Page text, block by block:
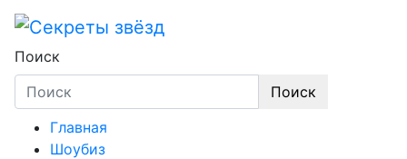
Skip
content
Секреты звёзд
Новости, истории звёзд шоу-бизнеса,
Поиск
Поиск
Главная
Шоубиз